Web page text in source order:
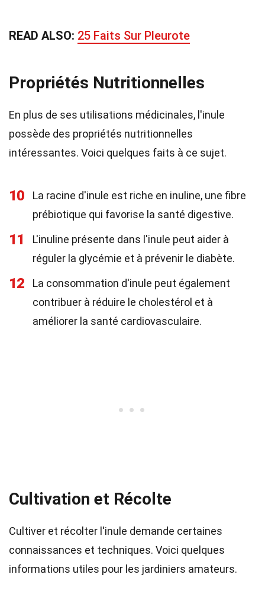
READ ALSO: 25 Faits Sur Pleurote
Propriétés Nutritionnelles
En plus de ses utilisations médicinales, l'inule
possède des propriétés nutritionnelles
intéressantes. Voici quelques faits à ce sujet.
10
La racine d'inule est riche en inuline, une fibre
prébiotique qui favorise la santé digestive.
11
L'inuline présente dans l'inule peut aider à
réguler la glycémie et à prévenir le diabète.
12
La consommation d'inule peut également
contribuer à réduire le cholestérol et à
améliorer la santé cardiovasculaire.
Cultivation et Récolte
Cultiver et récolter l'inule demande certaines
connaissances et techniques. Voici quelques
informations utiles pour les jardiniers amateurs.